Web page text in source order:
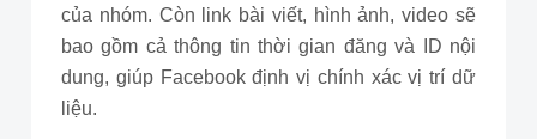
của nhóm. Còn link bài viết, hình ảnh, video sẽ
bao gồm cả thông tin thời gian đăng và ID nội
dung, giúp Facebook định vị chính xác vị trí dữ
liệu.